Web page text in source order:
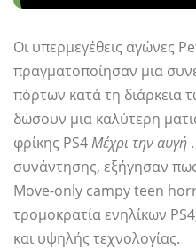
Οι υπερμεγέθεις αγώνες
πραγματοποίησαν μια
πόρτων κατά τη διάρκεια
δώσουν μια καλύτερη
φρίκης PS4Μέχρι την αυγή
συνάντησης, εξήγησαν
Move-only campy teen
τρομοκρατία ενηλίκων
και υψηλής τεχνολογίας.